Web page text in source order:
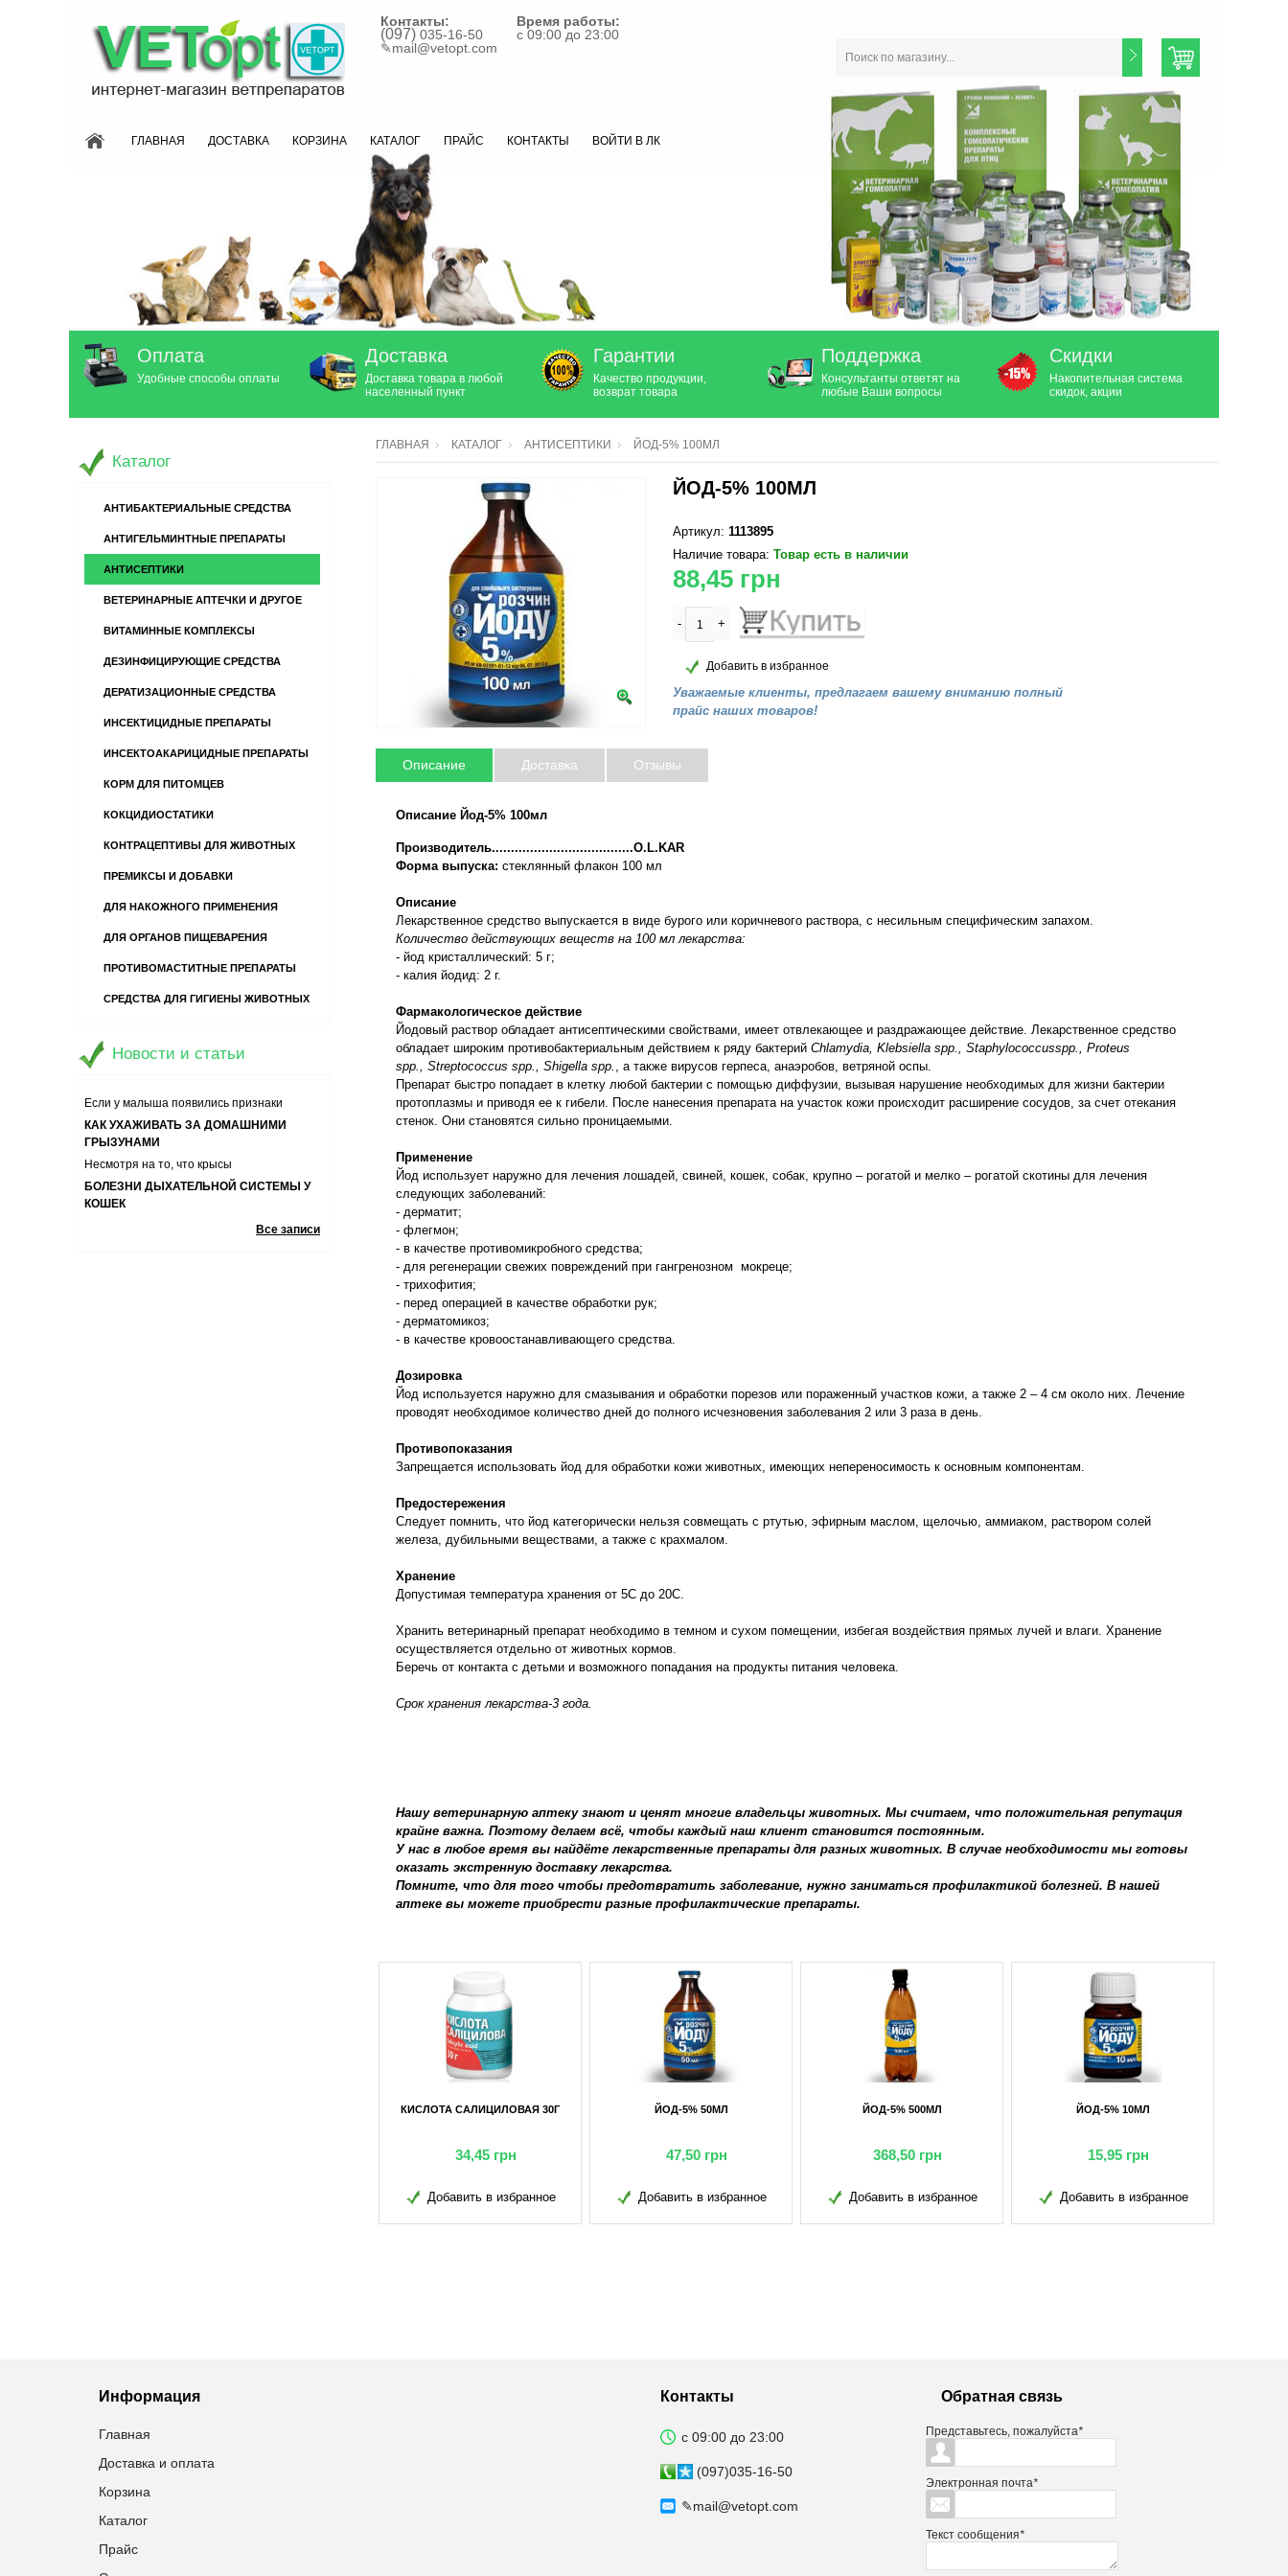
Контакты:
(097) 035-16-50
✎mail@vetopt.com
Время работы:
с 09:00 до 23:00
ГЛАВНАЯ ДОСТАВКА КОРЗИНА КАТАЛОГ ПРАЙС КОНТАКТЫ ВОЙТИ В ЛК
Оплата
Удобные способы оплаты
Доставка
Доставка товара в любой
населенный пункт
Гарантии
Качество продукции,
возврат товара
Поддержка
Консультанты ответят на
любые Ваши вопросы
Скидки
Накопительная система
скидок, акции
ГЛАВНАЯ КАТАЛОГ АНТИСЕПТИКИ ЙОД-5% 100МЛ
ЙОД-5% 100МЛ
Артикул: 1113895
Наличие товара: Товар есть в наличии
88,45 грн
- +
Добавить в избранное
Уважаемые клиенты, предлагаем вашему вниманию полный
прайс наших товаров!
Описание Доставка Отзывы
Описание Йод-5% 100мл
Производитель.....................................O.L.KAR
Форма выпуска: стеклянный флакон 100 мл
Описание
Лекарственное средство выпускается в виде бурого или коричневого раствора, с несильным специфическим запахом.
Количество действующих веществ на 100 мл лекарства:
- йод кристаллический: 5 г;
- калия йодид: 2 г.
Фармакологическое действие
Йодовый раствор обладает антисептическими свойствами, имеет отвлекающее и раздражающее действие. Лекарственное средство
обладает широким противобактериальным действием к ряду бактерий Chlamydia Klebsiella spp Staphylococcusspp
Proteus
spp
Streptococcus spp Shigella spp
, а также вирусов герпеса, анаэробов, ветряной оспы.
Препарат быстро попадает в клетку любой бактерии с помощью диффузии, вызывая нарушение необходимых для жизни бактерии
протоплазмы и приводя ее к гибели. После нанесения препарата на участок кожи происходит расширение сосудов, за счет отекания
стенок. Они становятся сильно проницаемыми.
Применение
Йод использует наружно для лечения лошадей, свиней, кошек, собак, крупно – рогатой и мелко – рогатой скотины для лечения
следующих заболеваний:
- дерматит;
- флегмон;
- в качестве противомикробного средства;
- для регенерации свежих повреждений при гангренозном мокреце;
- трихофития;
- перед операцией в качестве обработки рук;
- дерматомикоз;
- в качестве кровоостанавливающего средства.
Дозировка
Йод используется наружно для смазывания и обработки порезов или пораженный участков кожи, а также 2 – 4 см около них. Лечение
проводят необходимое количество дней до полного исчезновения заболевания 2 или 3 раза в день.
Противопоказания
Запрещается использовать йод для обработки кожи животных, имеющих непереносимость к основным компонентам.
Предостережения
Следует помнить, что йод категорически нельзя совмещать с ртутью, эфирным маслом, щелочью, аммиаком, раствором солей
железа, дубильными веществами, а также с крахмалом.
Хранение
Допустимая температура хранения от 5С до 20С.
Хранить ветеринарный препарат необходимо в темном и сухом помещении, избегая воздействия прямых лучей и влаги. Хранение
осуществляется отдельно от животных кормов.
Беречь от контакта с детьми и возможного попадания на продукты питания человека.
Срок хранения лекарства-3 года.
Нашу ветеринарную аптеку знают и ценят многие владельцы животных. Мы считаем, что положительная репутация
крайне важна. Поэтому делаем всё, чтобы каждый наш клиент становится постоянным.
У нас в любое время вы найдёте лекарственные препараты для разных животных. В случае необходимости мы готовы
оказать экстренную доставку лекарства.
Помните, что для того чтобы предотвратить заболевание, нужно заниматься профилактикой болезней. В нашей
аптеке вы можете приобрести разные профилактические препараты.
ДЕЗИ СПРЕЙ (ТРИГЕР) 200МЛ
115,50 грн
Добавить в избранное
ПЕРЕКИСЬ ВОДОРОДА-3% 100МЛ
11,35 грн
Добавить в избранное
ПЕРЕКИСЬ ВОДОРОДА-3% 5Л
106,05 грн
Добавить в избранное
ПЕРЕКИСЬ ВОДОРОДА-3% (СПРЕЙ)
25,50 грн
Добавить в избранное
Каталог
АНТИБАКТЕРИАЛЬНЫЕ СРЕДСТВА
АНТИГЕЛЬМИНТНЫЕ ПРЕПАРАТЫ
АНТИСЕПТИКИ
ВЕТЕРИНАРНЫЕ АПТЕЧКИ И ДРУГОЕ
ВИТАМИННЫЕ КОМПЛЕКСЫ
ДЕЗИНФИЦИРУЮЩИЕ СРЕДСТВА
ДЕРАТИЗАЦИОННЫЕ СРЕДСТВА
ИНСЕКТИЦИДНЫЕ ПРЕПАРАТЫ
ИНСЕКТОАКАРИЦИДНЫЕ ПРЕПАРАТЫ
КОРМ ДЛЯ ПИТОМЦЕВ
КОКЦИДИОСТАТИКИ
КОНТРАЦЕПТИВЫ ДЛЯ ЖИВОТНЫХ
ПРЕМИКСЫ И ДОБАВКИ
ДЛЯ НАКОЖНОГО ПРИМЕНЕНИЯ
ДЛЯ ОРГАНОВ ПИЩЕВАРЕНИЯ
ПРОТИВОМАСТИТНЫЕ ПРЕПАРАТЫ
СРЕДСТВА ДЛЯ ГИГИЕНЫ ЖИВОТНЫХ
Новости и статьи
13 ВОПРОСОВ О ДОМАШНИХ
игривого и царапучего котенка или
забавного щенка-хулигана? Давайте
вопросы о содержании, кормлении и уходе
ПОЧЕМУ? И КАК ЕМУ ПОМОЧЬ?
Если у малыша появились признаки
справиться со своими эмоциями
ГРЫЗУНАМИ
Несмотря на то, что крысы
неприхотливые животные и им не важны
условия содержания, тем не менее
определенных правил ухода за ними
стоит придерживаться
КОШЕК
Болезнь дыхательной системы у
животных может приводить к остановке
дыхания питомца, поэтому важно знать
Все записи
Информация
Главная
Доставка и оплата
Корзина
Каталог
Прайс
Контакты
с 09:00 до 23:00
(097)035-16-50
✎mail@vetopt.com
Обратная связь
Представьтесь, пожалуйста*
Электронная почта*
Текст сообщения*